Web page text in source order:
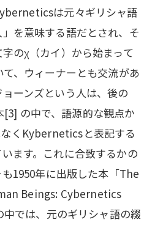
は元々ギリシャ語
を意味する語だとされ、そ
のχ（カイ）から始まって
て、ウィーナーとも交流があ
ーンズという人は、後の
[3] の中で、語源的な観点か
くKyberneticsと表記する
ます。これに合致するかの
1950年に出版した本「The
Beings: Cybernetics
では、元のギリシャ語の綴